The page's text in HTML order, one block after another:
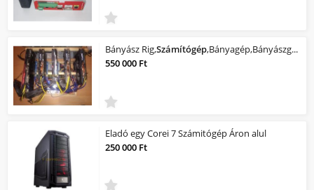
Bányász Rig,Számítógép,Bányagép,Bányászgép,
550 000 Ft
Eladó egy Corei 7 Számitógép Áron alul
250 000 Ft